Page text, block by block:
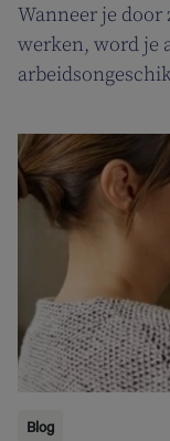
Wanneer je door
werken, word je
gebruikte
Blog